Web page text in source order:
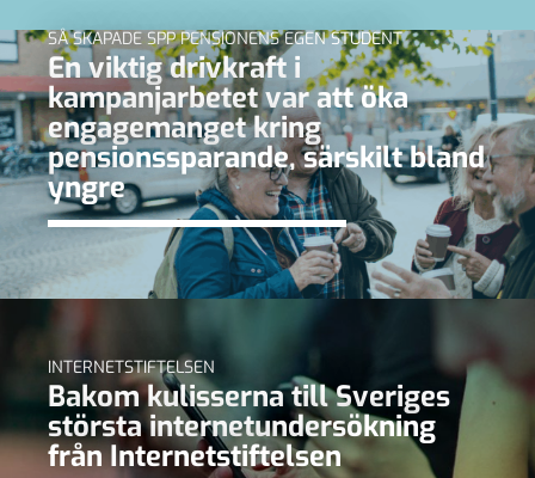
SÅ SKAPADE SPP PENSIONENS EGEN STUDENT
En viktig drivkraft i
kampanjarbetet var att öka
engagemanget kring
pensionssparande, särskilt bland
yngre
INTERNETSTIFTELSEN
Bakom kulisserna till Sveriges
största internetundersökning
från Internetstiftelsen